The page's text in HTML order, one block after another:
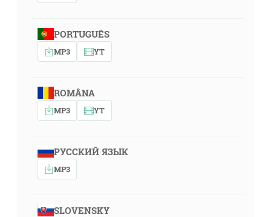
PORTUGUÊS
MP3 YT
ROMÂNA
MP3 YT
РУССКИЙ ЯЗЫК
MP3
SLOVENSKY